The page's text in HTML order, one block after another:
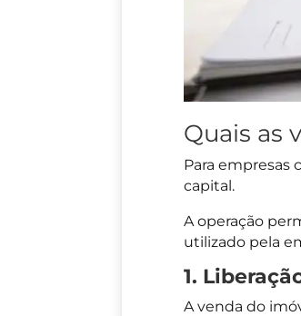
Quais as
Para empresas
capital.
A operação
utilizado pela
1.
A venda do